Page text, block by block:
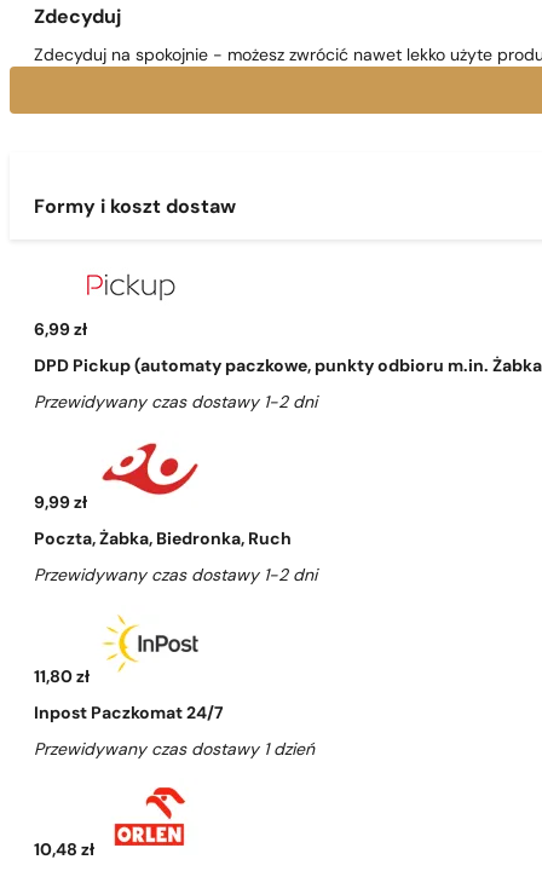
Zdecyduj
Zdecyduj na spokojnie - możesz zwrócić nawet lekko użyte
Formy i koszt dostaw
6,99 zł
DPD Pickup (automaty paczkowe, punkty odbioru m.in.
Przewidywany czas dostawy 1-2 dni
9,99 zł
Poczta, Żabka, Biedronka, Ruch
Przewidywany czas dostawy 1-2 dni
11,80 zł
Inpost Paczkomat 24/7
Przewidywany czas dostawy 1 dzień
10,48 zł